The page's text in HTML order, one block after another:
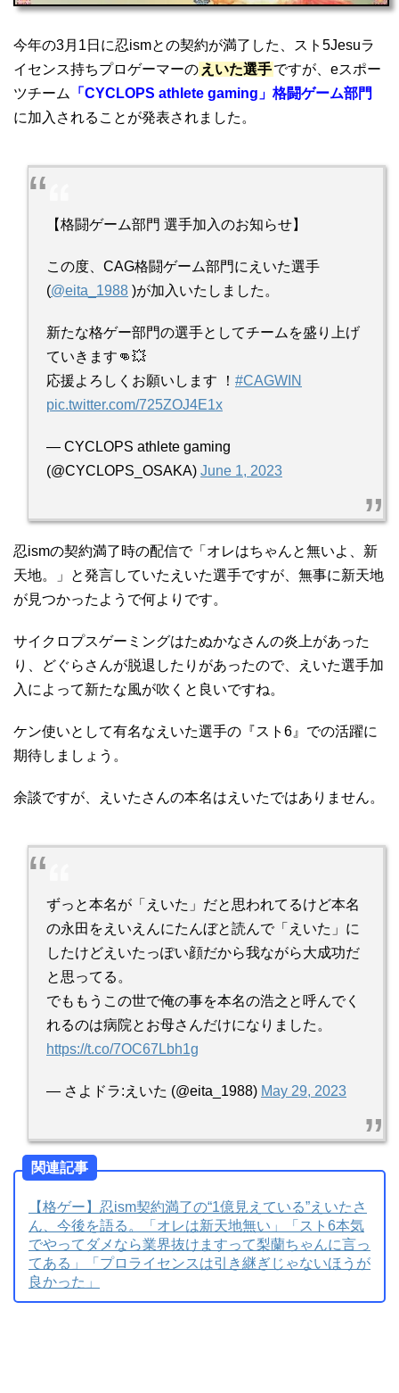
今年の3月1日に忍ismとの契約が満了した、スト5Jesuラ
イセンス持ちプロゲーマーの えいた選手ですが、eスポー
ツチーム
「CYCLOPS athlete gaming」格闘ゲーム部門
に加入されることが発表されました。
(@eita_1988)が加入いたしました。
ていきます👊💥
応援よろしくお願いします ！
pic.twitter.com/725ZOJ4E1x
(@CYCLOPS_OSAKA)June 1, 2023
天地。」と発言していたえいた選手ですが、無事に新天地
が見つかったようで何よりです。
り、どぐらさんが脱退したりがあったので、えいた選手加
入によって新たな風が吹くと良いですね。
期待しましょう。
したけどえいたっぽい顔だから我ながら大成功だ
と思ってる。
でももうこの世で俺の事を本名の浩之と呼んでく
https://t.co/7OC67Lbh1g
— さよドラ:えいた (@eita_1988)
【格ゲー】忍ism契約満了の“1億見えている”えいたさ
でやってダメなら業界抜けますって梨蘭ちゃんに言っ
てある」「プロライセンスは引き継ぎじゃないほうが
良かった」